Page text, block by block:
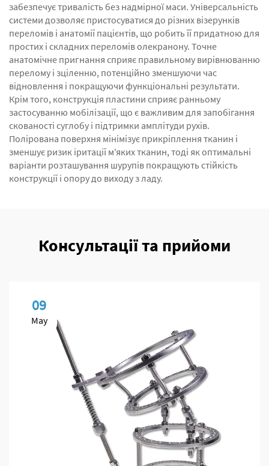
забезпечує тривалість без надмірної маси. Універсальність
системи дозволяє пристосуватися до різних візерунків
переломів і анатомії пацієнтів, що робить її придатною для
простих і складних переломів олекранону. Точне
анатомічне пригнання сприяє правильному вирівнюванню
перелому і зціленню, потенційно зменшуючи час
відновлення і покращуючи функціональні результати.
Крім того, конструкція пластини сприяє ранньому
застосуванню мобілізації, що є важливим для запобігання
скованості суглобу і підтримки амплітуди рухів.
Полірована поверхня мінімізує прикріплення тканин і
зменшує ризик іритації м'яких тканин, тоді як оптимальні
варіанти розташування шурупів покращують стійкість
конструкції і опору до виходу з ладу.
Консультації та прийоми
09
May